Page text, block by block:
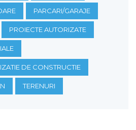
PARCARI/GARAJE
PROIECTE AUTORIZATE
DE CONSTRUCTIE
TERENURI